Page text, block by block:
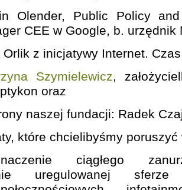
Olender, Public Policy
CEE w Google, b.
Orlik z inicjatywy Internet. Czas
Szymielewicz,
oraz
naszej fundacji: Radek
które chcielibyśmy
ciągłego
uregulowanej sferze